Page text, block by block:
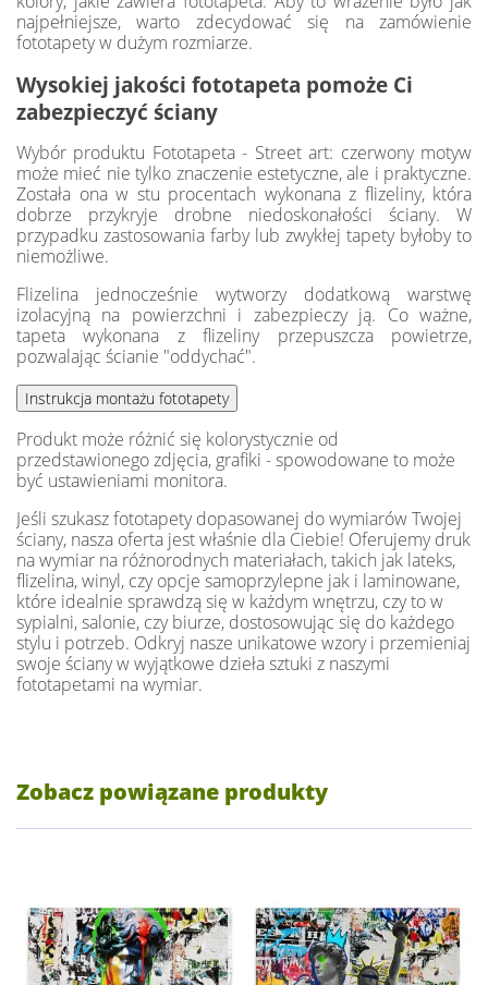
najpełniejsze, warto zdecydować się na zamówienie
fototapety w dużym rozmiarze.
Wysokiej jakości fototapeta pomoże Ci
zabezpieczyć ściany
Wybór produktu Fototapeta - Street art: czerwony motyw
może mieć nie tylko znaczenie estetyczne, ale i praktyczne.
Została ona w stu procentach wykonana z flizeliny, która
dobrze przykryje drobne niedoskonałości ściany. W
przypadku zastosowania farby lub zwykłej tapety byłoby to
niemożliwe.
Flizelina jednocześnie wytworzy dodatkową warstwę
izolacyjną na powierzchni i zabezpieczy ją. Co ważne,
tapeta wykonana z flizeliny przepuszcza powietrze,
pozwalając ścianie "oddychać".
Produkt może różnić się kolorystycznie od
przedstawionego zdjęcia, grafiki - spowodowane to może
być ustawieniami monitora.
Jeśli szukasz fototapety dopasowanej do wymiarów Twojej
ściany, nasza oferta jest właśnie dla Ciebie! Oferujemy druk
na wymiar na różnorodnych materiałach, takich jak lateks,
flizelina, winyl, czy opcje samoprzylepne jak i laminowane,
które idealnie sprawdzą się w każdym wnętrzu, czy to w
sypialni, salonie, czy biurze, dostosowując się do każdego
stylu i potrzeb. Odkryj nasze unikatowe wzory i przemieniaj
swoje ściany w wyjątkowe dzieła sztuki z naszymi
fototapetami na wymiar.
Zobacz powiązane produkty